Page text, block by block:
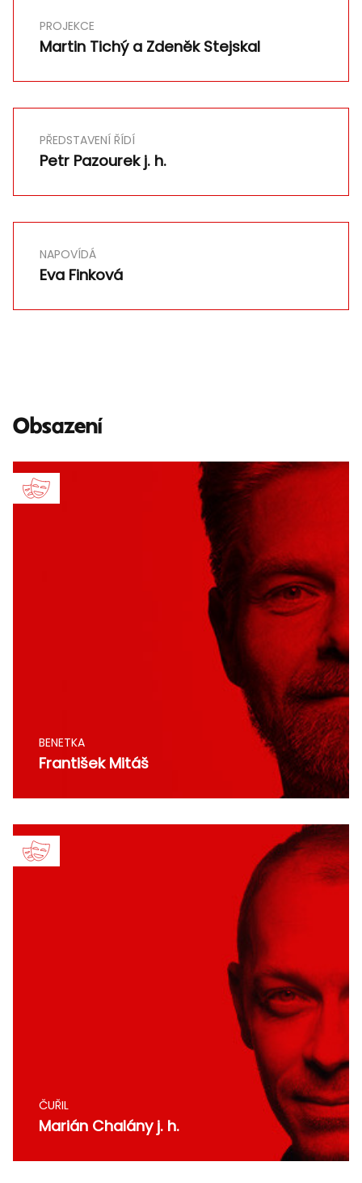
PROJEKCE
Martin Tichý a Zdeněk Stejskal
PŘEDSTAVENÍ ŘÍDÍ
Petr Pazourek j. h.
NAPOVÍDÁ
Eva Finková
Obsazení
BENETKA
František Mitáš
ČUŘIL
Marián Chalány j. h.